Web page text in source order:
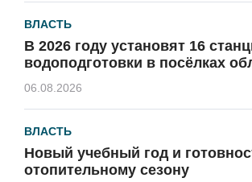
ВЛАСТЬ
В 2026 году установят 16
водоподготовки в посёлках
06.08.2026
ВЛАСТЬ
Новый учебный год и
отопительному сезону